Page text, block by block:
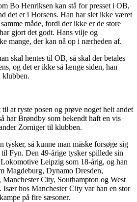
Bo Henriksen kan stå for presset i OB,
det er i Horsens. Han har slet ikke været
måde, fordi der ikke er de store
gjort det godt. Hans vilje og
mange, der kan nå op i nærheden af.
skal hentes til OB, så skal der betales
og det er ikke så længe siden, han
klubben.
at ryste posen og prøve noget helt andet
har Brøndby som bekendt haft en vis
Zorniger til klubben.
så kunne man måske forsøge sig
Fyn. Den 49-årige tysker spillede sin
Leipzig som 18-årig, og han
Magdeburg, Dynamo Dresden,
City, Southampton og West
hos Manchester City var han en stor
på fire sæsoner.